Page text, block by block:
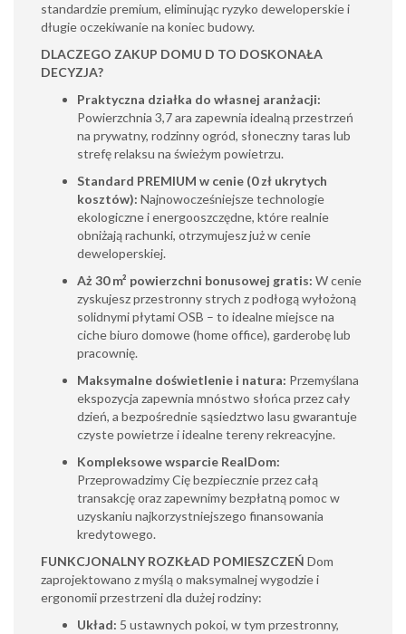
standardzie premium, eliminując ryzyko deweloperskie i
długie oczekiwanie na koniec budowy.
DLACZEGO ZAKUP DOMU D TO DOSKONAŁA
DECYZJA?
Praktyczna działka do własnej aranżacji:
Powierzchnia 3,7 ara zapewnia idealną przestrzeń
na prywatny, rodzinny ogród, słoneczny taras lub
strefę relaksu na świeżym powietrzu.
Standard PREMIUM w cenie (0 zł ukrytych
kosztów): Najnowocześniejsze technologie
ekologiczne i energooszczędne, które realnie
obniżają rachunki, otrzymujesz już w cenie
deweloperskiej.
Aż 30 m² powierzchni bonusowej gratis: W cenie
zyskujesz przestronny strych z podłogą wyłożoną
solidnymi płytami OSB – to idealne miejsce na
ciche biuro domowe (home office), garderobę lub
pracownię.
Maksymalne doświetlenie i natura: Przemyślana
ekspozycja zapewnia mnóstwo słońca przez cały
dzień, a bezpośrednie sąsiedztwo lasu gwarantuje
czyste powietrze i idealne tereny rekreacyjne.
Kompleksowe wsparcie RealDom:
Przeprowadzimy Cię bezpiecznie przez całą
transakcję oraz zapewnimy bezpłatną pomoc w
uzyskaniu najkorzystniejszego finansowania
kredytowego.
FUNKCJONALNY ROZKŁAD POMIESZCZEŃ Dom
zaprojektowano z myślą o maksymalnej wygodzie i
ergonomii przestrzeni dla dużej rodziny:
Układ: 5 ustawnych pokoi, w tym przestronny,